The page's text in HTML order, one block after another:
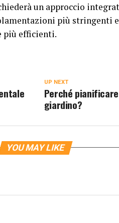
un approccio
più stringenti
più efficienti.
UP NEXT
Perché
giardino?
YOU MAY LIKE